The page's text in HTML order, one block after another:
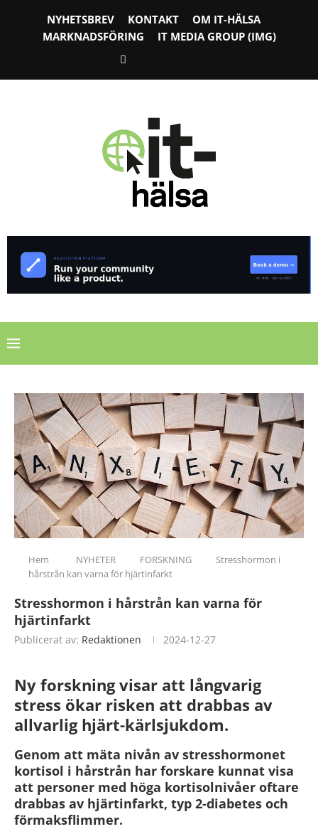
NYHETSBREV KONTAKT
OM IT-HÄLSA
MARKNADSFÖRING
IT MEDIA GROUP (IMG)
Hem NYHETER FORSKNING
Stresshormon i
hårstrån kan varna för hjärtinfarkt
Stresshormon i hårstrån kan varna för
hjärtinfarkt
Publicerat av: Redaktionen 2024-12-27
Ny forskning visar att långvarig
stress ökar risken att drabbas av
allvarlig hjärt-kärlsjukdom.
Genom att mäta nivån av stresshormonet
kortisol i hårstrån har forskare kunnat visa
att personer med höga kortisolnivåer oftare
drabbas av hjärtinfarkt, typ 2-diabetes och
förmaksflimmer.